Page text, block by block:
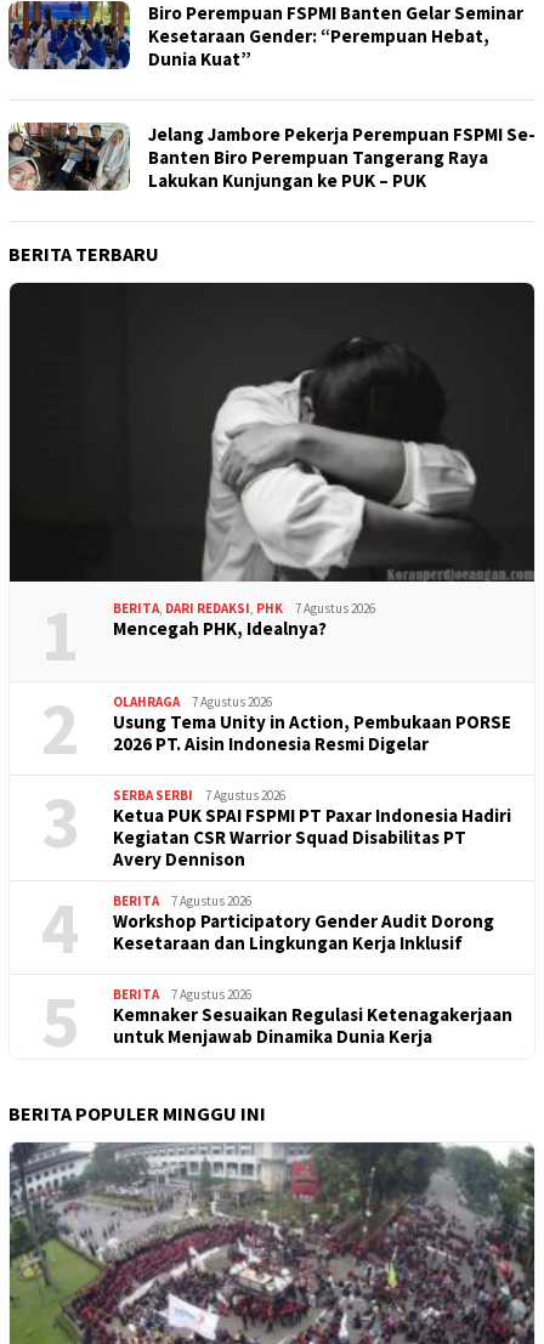
Biro Perempuan FSPMI Banten Gelar Seminar
Kesetaraan Gender: “Perempuan Hebat,
Dunia Kuat”
Jelang Jambore Pekerja Perempuan FSPMI Se-
Banten Biro Perempuan Tangerang Raya
Lakukan Kunjungan ke PUK – PUK
BERITA TERBARU
1 BERITA, DARI REDAKSI, PHK 7 Agustus 2026
Mencegah PHK, Idealnya?
2 OLAHRAGA 7 Agustus 2026
Usung Tema Unity in Action, Pembukaan PORSE
2026 PT. Aisin Indonesia Resmi Digelar
3 SERBA SERBI 7 Agustus 2026
Ketua PUK SPAI FSPMI PT Paxar Indonesia Hadiri
Kegiatan CSR Warrior Squad Disabilitas PT
Avery Dennison
4 BERITA 7 Agustus 2026
Workshop Participatory Gender Audit Dorong
Kesetaraan dan Lingkungan Kerja Inklusif
5 BERITA 7 Agustus 2026
Kemnaker Sesuaikan Regulasi Ketenagakerjaan
untuk Menjawab Dinamika Dunia Kerja
BERITA POPULER MINGGU INI